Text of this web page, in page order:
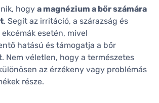
hogy a magnézium a bőr számára
. Segít az irritáció, a szárazság és
esetén, mivel
hatású és támogatja a bőr
Nem véletlen, hogy a természetes
az érzékeny vagy problémás
része.